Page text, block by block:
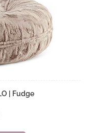
| Fudge